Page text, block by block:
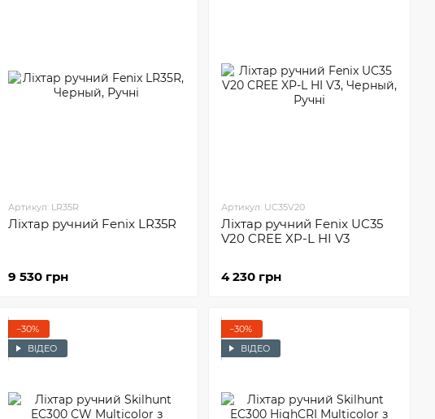
Артикул: LR35R
Ліхтар ручний Fenix LR35R
9 530 грн
Артикул: UC35V20
Ліхтар ручний Fenix UC35
V20 CREE XP-L HI V3
4 230 грн
−30%
ВІДЕО
−30%
ВІДЕО